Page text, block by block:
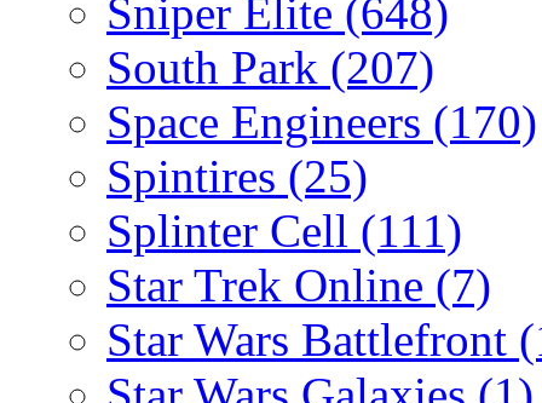
Sniper Elite (648)
South Park (207)
Space Engineers (170)
Spintires (25)
Splinter Cell (111)
Star Trek Online (7)
Star Wars Battlefront